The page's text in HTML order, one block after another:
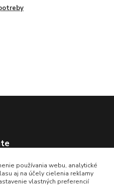
používania webu, analytické
aj na účely cielenia reklamy
vlastných preferencií